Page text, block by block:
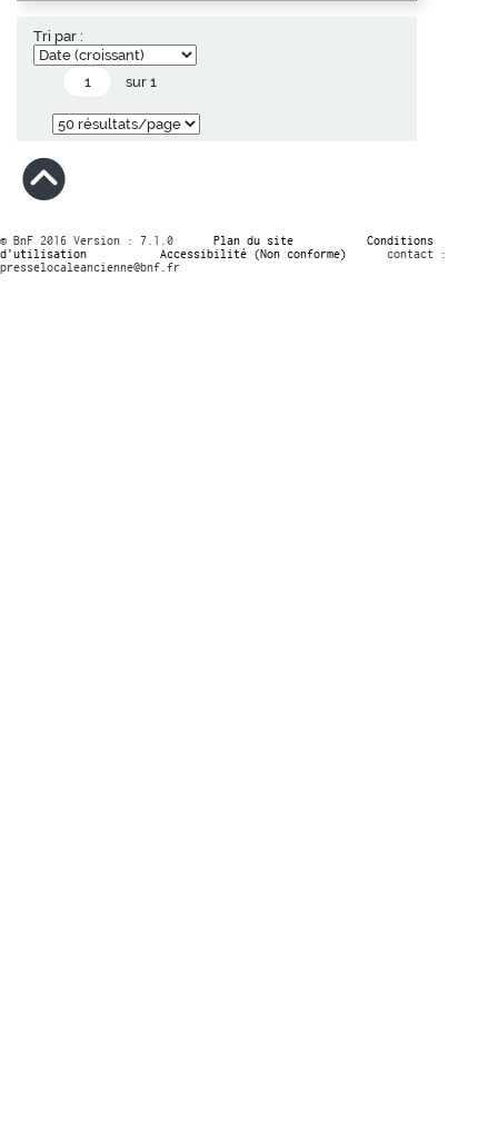
Tri par :
sur 1
© BnF 2016 Version : 7.1.0 Plan du site
Conditions
d’utilisation
Accessibilité (Non conforme)
contact :
presselocaleancienne@bnf.fr